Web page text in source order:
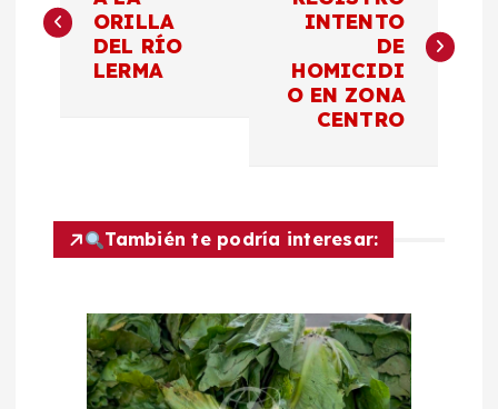
a
ORILLA
DEL RÍO
LERMA
INTENTO
DE
HOMICIDI
O EN ZONA
CENTRO
También te podría interesar: